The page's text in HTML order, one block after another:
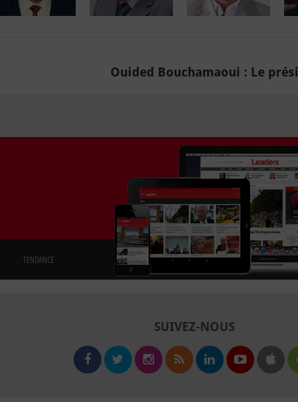
Ouided Bouchamaoui : Le
TENDANCE
SUIVEZ-NOUS